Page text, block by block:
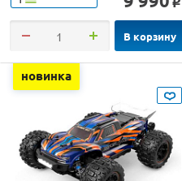
В корзину
новинка